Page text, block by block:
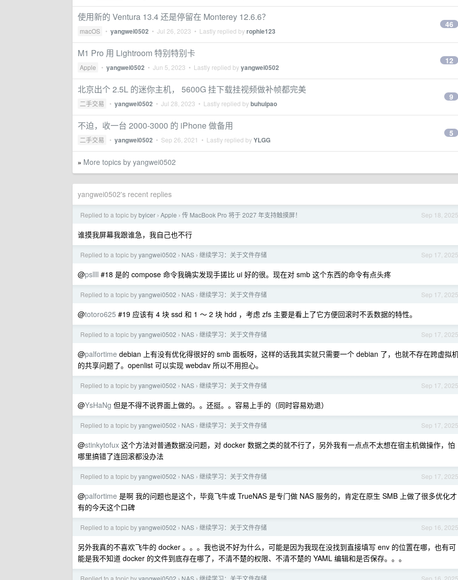
使用新的 Ventura 13.4 还是停留在 Monterey 12.6.6？
macOS • yangwei0502 • Jul 26, 2023 • Lastly replied byrophie123
46
M1 Pro 用 Lightroom 特别特别卡
Apple • yangwei0502 • Jun 5, 2023 • Lastly replied byyangwei0502
12
北京出个 2.5L 的迷你主机， 5600G 挂下载挂视频做补帧都完美
二手交易 • yangwei0502 • Jul 28, 2023 • Lastly replied bybuhuipao
9
不迫，收一台 2000-3000 的 iPhone 做备用
二手交易 • yangwei0502 • Sep 26, 2021 • Lastly replied byYLGG
5
» More topics by yangwei0502
yangwei0502's recent replies
Sep 18, 2025
Replied to a topic bybyicer › Apple › 传 MacBook Pro 将于 2027 年支持触摸屏！
谁摸我屏幕我跟谁急，我自己也不行
Sep 17, 2025
Replied to a topic byyangwei0502 › NAS › 继续学习：关于文件存储
@psllll #18 是的 compose 命令我确实发现手搓比 ui 好的很。现在对 smb 这个东西的命令有点头疼
Sep 17, 2025
Replied to a topic byyangwei0502 › NAS › 继续学习：关于文件存储
@totoro625 #19 应该有 4 块 ssd 和 1 ～ 2 块 hdd ，考虑 zfs 主要是看上了它方便回滚时不丢数据的特性。
Sep 17, 2025
Replied to a topic byyangwei0502 › NAS › 继续学习：关于文件存储
@palfortime debian 上有没有优化得很好的 smb 面板呀，这样的话我其实就只需要一个 debian 了，也就不存在跨虚拟
的共享问题了。openlist 可以实现 webdav 所以不用担心。
Sep 17, 2025
Replied to a topic byyangwei0502 › NAS › 继续学习：关于文件存储
@YsHaNg 但是不得不说界面上做的。。还挺。。容易上手的（同时容易劝退）
Sep 17, 2025
Replied to a topic byyangwei0502 › NAS › 继续学习：关于文件存储
@stinkytofux 这个方法对普通数据没问题，对 docker 数据之类的就不行了，另外我有一点点不太想在宿主机做操作，怕
哪里搞错了连回滚都没办法
Sep 17, 2025
Replied to a topic byyangwei0502 › NAS › 继续学习：关于文件存储
@palfortime 是啊 我的问题也是这个，毕竟飞牛或 TrueNAS 是专门做 NAS 服务的，肯定在原生 SMB 上做了很多优化才
有的今天这个口碑
Sep 16, 2025
Replied to a topic byyangwei0502 › NAS › 继续学习：关于文件存储
另外我真的不喜欢飞牛的 docker 。。。我也说不好为什么，可能是因为我现在没找到直接填写 env 的位置在哪，也有可
能是我不知道 docker 的文件到底存在哪了，不清不楚的权限、不清不楚的 YAML 编辑和是否保存。。。
Sep 16, 2025
Replied to a topic byyangwei0502 NAS 继续学习：关于文件存储